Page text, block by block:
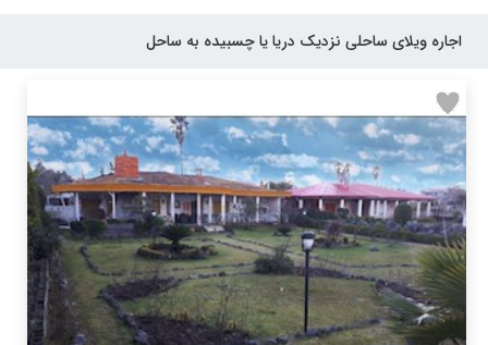
اجاره ویلای ساحلی نزدیک دریا یا چسبیده به ساحل